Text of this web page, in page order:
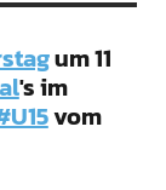
um 11
's im
vom